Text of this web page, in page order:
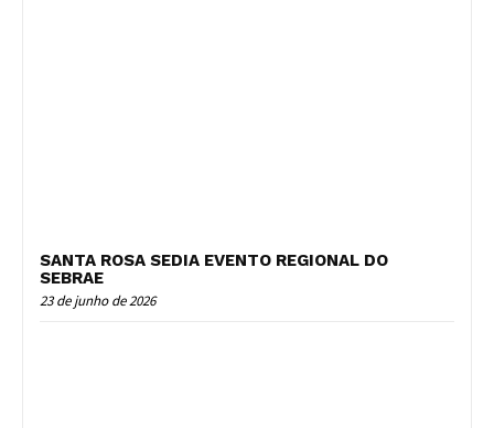
SANTA ROSA SEDIA EVENTO REGIONAL DO
SEBRAE
23 de junho de 2026